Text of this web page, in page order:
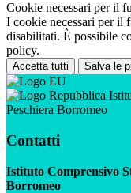
Cookie necessari per il
I cookie necessari per il
disabilitati. È possibile
policy.
Accetta tutti Salva le
Peschiera Borromeo
Contatti
Istituto Comprensivo
Borromeo